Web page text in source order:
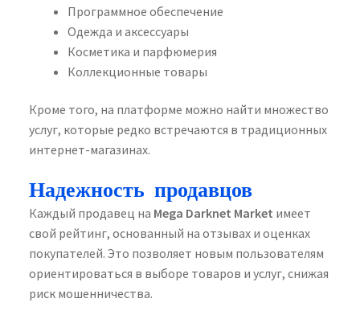
Программное обеспечение
Одежда и аксессуары
Косметика и парфюмерия
Коллекционные товары
Кроме того, на платформе можно найти множество
услуг, которые редко встречаются в традиционных
интернет-магазинах.
Надежность продавцов
Каждый продавец на Mega Darknet Market имеет
свой рейтинг, основанный на отзывах и оценках
покупателей. Это позволяет новым пользователям
ориентироваться в выборе товаров и услуг, снижая
риск мошенничества.